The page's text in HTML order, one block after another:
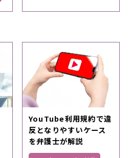
YouTube利用規約で違
反となりやすいケース
を弁護士が解説